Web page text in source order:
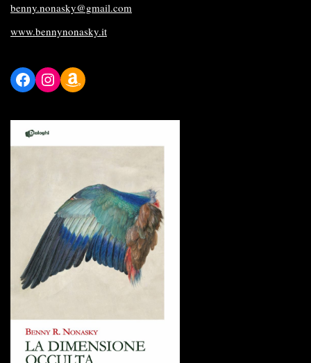
benny.nonasky@gmail.com
www.bennynonasky.it